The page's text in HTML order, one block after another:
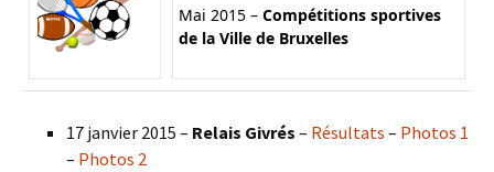
Mai 2015 – Compétitions sportives
de la Ville de Bruxelles
17 janvier 2015 – Relais Givrés – Résultats – Photos 1
– Photos 2